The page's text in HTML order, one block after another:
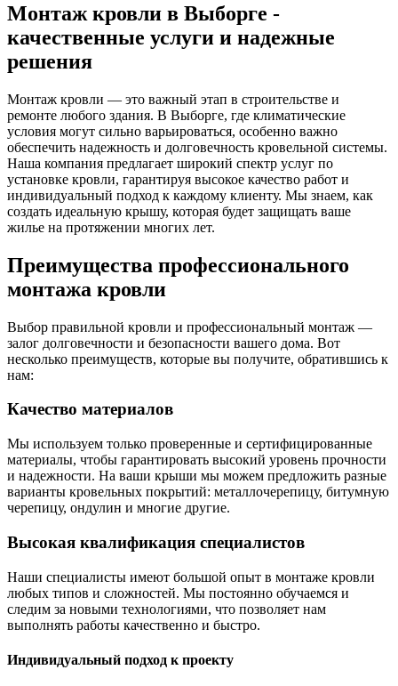
Монтаж кровли в Выборге -
качественные услуги и надежные
решения
Монтаж кровли — это важный этап в строительстве и
ремонте любого здания. В Выборге, где климатические
условия могут сильно варьироваться, особенно важно
обеспечить надежность и долговечность кровельной системы.
Наша компания предлагает широкий спектр услуг по
установке кровли, гарантируя высокое качество работ и
индивидуальный подход к каждому клиенту. Мы знаем, как
создать идеальную крышу, которая будет защищать ваше
жилье на протяжении многих лет.
Преимущества профессионального
монтажа кровли
Выбор правильной кровли и профессиональный монтаж —
залог долговечности и безопасности вашего дома. Вот
несколько преимуществ, которые вы получите, обратившись к
нам:
Качество материалов
Мы используем только проверенные и сертифицированные
материалы, чтобы гарантировать высокий уровень прочности
и надежности. На ваши крыши мы можем предложить разные
варианты кровельных покрытий: металлочерепицу, битумную
черепицу, ондулин и многие другие.
Высокая квалификация специалистов
Наши специалисты имеют большой опыт в монтаже кровли
любых типов и сложностей. Мы постоянно обучаемся и
следим за новыми технологиями, что позволяет нам
выполнять работы качественно и быстро.
Индивидуальный подход к проекту